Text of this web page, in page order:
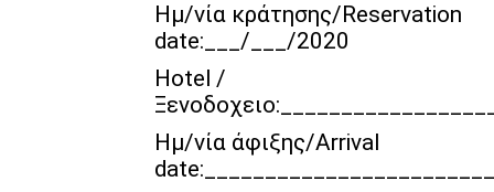
Ημ/νία κράτησης/Reservation
date:___/
Hotel /
Ημ/νία άφιξης/Arrival